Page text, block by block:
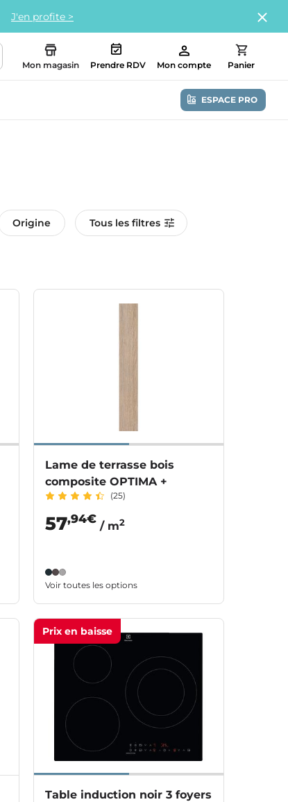
J'en profite >
Mon magasin Prendre RDV Mon compte Panier
ESPACE PRO
Origine Tous les filtres
Lame de terrasse bois
composite OPTIMA +
(25)
57,94€
/ m2
Voir toutes les options
Prix en baisse
Table induction noir 3 foyers